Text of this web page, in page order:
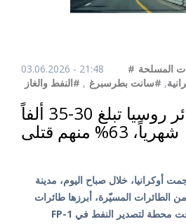
03.06.2026 - 21:48
المسلحة
, #سانت بطرسبرغ , #النفط والغاز
زيلينسكي: خسائر روسيا تبلغ 30-35 ألفاً
شهرياً، 63% منهم قتلى
أوكرانيا، خلال صباح اليوم، مدينة
المسيّرة، أبرزها طائرات
FP-1 أحادية الاتجاه، حيث استهدفت محطة لتصدير النفط في